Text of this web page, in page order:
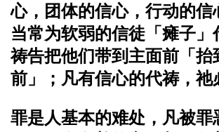
心，团体的信心，行动的信
当常为软弱的信徒「瘫子」
祷告把他们带到主面前「抬
前」；凡有信心的代祷，祂
罪是人基本的难处，凡被罪